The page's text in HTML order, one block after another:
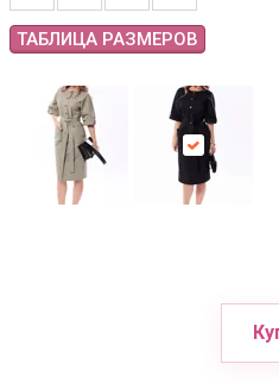
ТАБЛИЦА РАЗМЕРОВ